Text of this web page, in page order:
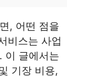
, 어떤 점을
비스는 사업
이 글에서는
기장 비용,